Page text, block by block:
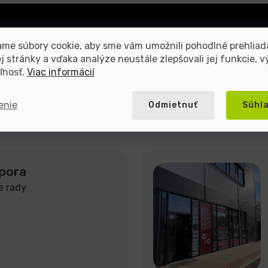
súbory cookie, aby sme vám umožnili pohodlné
stránky a vďaka analýze neustále zlepšovali jej funkcie,
Viac informácií
Odmietnuť
ochrany osobných
Prihlásiť
sa
rady